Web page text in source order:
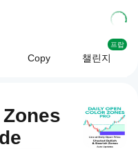
Copy 챌린지
프랍